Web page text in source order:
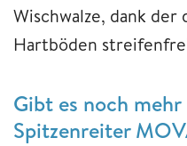
Wischwalze, dank der
Hartböden
Gibt es noch
Spitzenreiter